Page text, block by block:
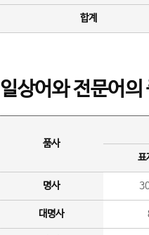
합계
일상어와 전문어의
품사
표
명사
대명사